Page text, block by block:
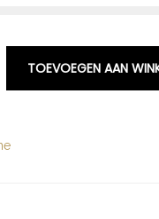
TOEVOEGEN AAN